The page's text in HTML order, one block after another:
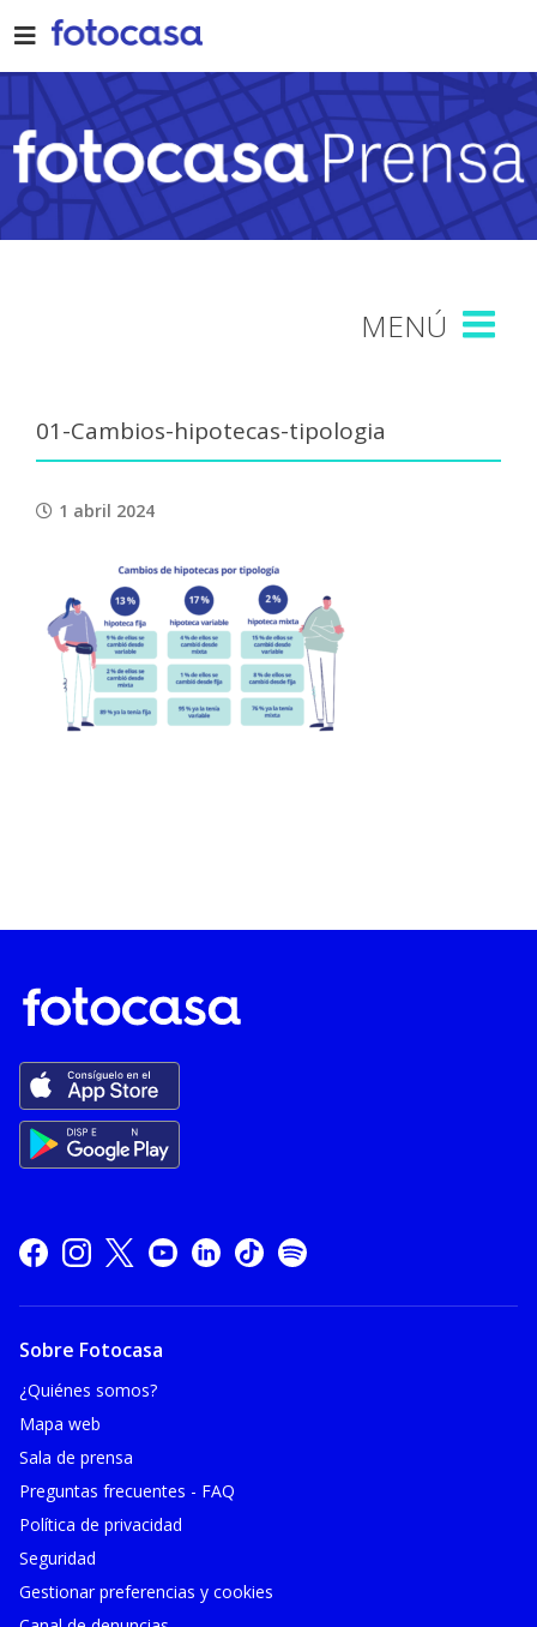
to
content
01-Cambios-hipotecas-tipologia
1 abril 2024
Sobre Fotocasa
¿Quiénes somos?
Mapa web
Sala de prensa
Preguntas frecuentes - FAQ
Política de privacidad
Seguridad
Gestionar preferencias y cookies